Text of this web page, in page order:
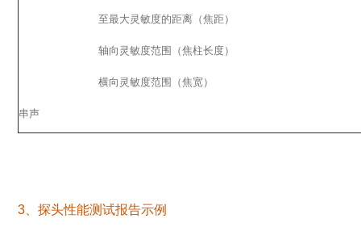
至最大灵敏度的距离（焦距）
轴向灵敏度范围（焦柱长度）
横向灵敏度范围（焦宽）
串声
3、探头性能测试报告示例